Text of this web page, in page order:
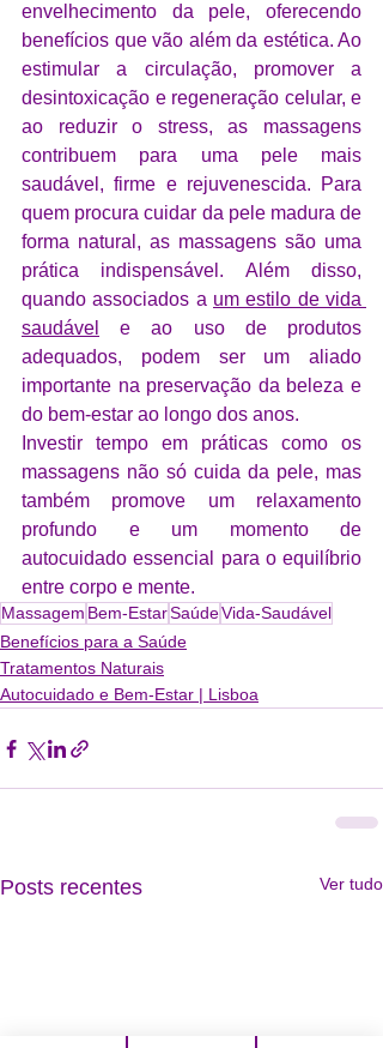
envelhecimento da pele, oferecendo
benefícios que vão além da estética. Ao
estimular a circulação, promover a
desintoxicação e regeneração celular, e
ao reduzir o stress, as massagens
contribuem para uma pele mais
saudável, firme e rejuvenescida. Para
quem procura cuidar da pele madura de
forma natural, as massagens são uma
prática indispensável. Além disso,
quando associados a um estilo de vida
saudável
e ao uso de produtos
adequados, podem ser um aliado
importante na preservação da beleza e
do bem-estar ao longo dos anos.
Investir tempo em práticas como os
massagens não só cuida da pele, mas
também promove um relaxamento
profundo e um momento de
autocuidado essencial para o equilíbrio
entre corpo e mente.
Massagem Bem-EstarSaúdeVida-Saudável
Benefícios para a Saúde
Tratamentos Naturais
Autocuidado e Bem-Estar | Lisboa
Posts recentes Ver tudo